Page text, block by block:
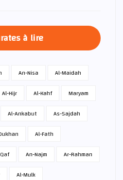
à lire
An-Nisa
Al-Maidah
Al-Hijr Al-Kahf
Maryam
Al-Ankabut
As-Sajdah
Al-Fath
An-Najm
Ar-Rahman
Al-Mulk